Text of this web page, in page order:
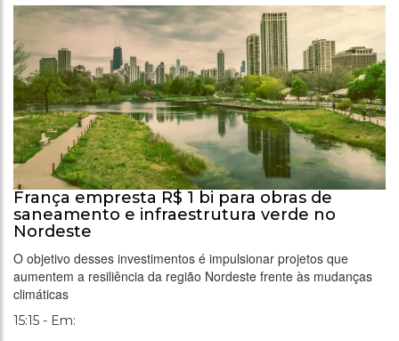
França empresta R$ 1 bi para obras de
saneamento e infraestrutura verde no
Nordeste
O objetivo desses investimentos é impulsionar projetos que
aumentem a resiliência da região Nordeste frente às mudanças
climáticas
15:15 - Em: